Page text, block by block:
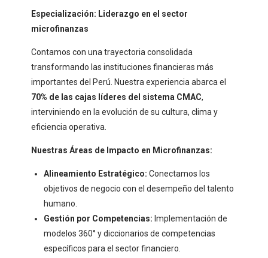
Especialización: Liderazgo en el sector
microfinanzas
Contamos con una trayectoria consolidada
transformando las instituciones financieras más
importantes del Perú. Nuestra experiencia abarca el
70% de las cajas líderes del sistema CMAC,
interviniendo en la evolución de su cultura, clima y
eficiencia operativa.
Nuestras Áreas de Impacto en Microfinanzas:
Alineamiento Estratégico: Conectamos los
objetivos de negocio con el desempeño del talento
humano.
Gestión por Competencias: Implementación de
modelos 360° y diccionarios de competencias
específicos para el sector financiero.